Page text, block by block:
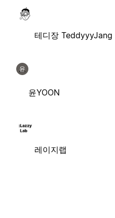
테디장 TeddyyyJang
윤
윤YOON
레이지랩